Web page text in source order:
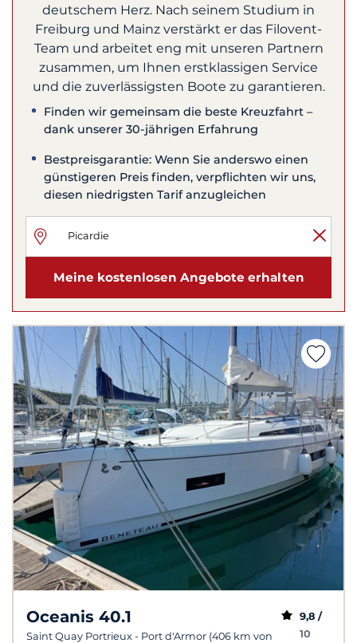
deutschem Herz. Nach seinem Studium in
Freiburg und Mainz verstärkt er das Filovent-
Team und arbeitet eng mit unseren Partnern
zusammen, um Ihnen erstklassigen Service
und die zuverlässigsten Boote zu garantieren.
Finden wir gemeinsam die beste Kreuzfahrt –
dank unserer 30-jährigen Erfahrung
Bestpreisgarantie: Wenn Sie anderswo einen
günstigeren Preis finden, verpflichten wir uns,
diesen niedrigsten Tarif anzugleichen
Meine kostenlosen Angebote erhalten
Oceanis 40.1
Saint Quay Portrieux - Port d'Armor (406 km von
9,8 /
10